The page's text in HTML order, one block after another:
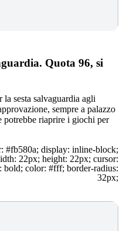
Quota 96, si
sesta salvaguardia agli
sempre a palazzo
potrebbe riaprire i giochi per
#fb580a; display: inline-block;
22px; height: 22px; cursor:
bold; color: #fff; border-radius:
32px;